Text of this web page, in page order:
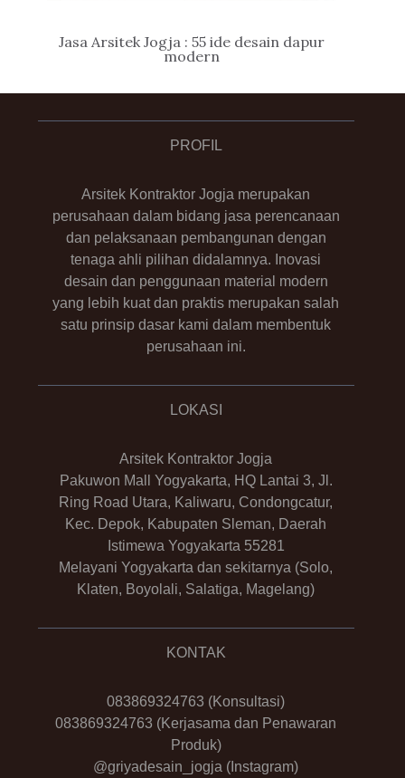
Jasa Arsitek Jogja : 55 ide desain dapur
modern
PROFIL
Arsitek Kontraktor Jogja merupakan
perusahaan dalam bidang jasa perencanaan
dan pelaksanaan pembangunan dengan
tenaga ahli pilihan didalamnya. Inovasi
desain dan penggunaan material modern
yang lebih kuat dan praktis merupakan salah
satu prinsip dasar kami dalam membentuk
perusahaan ini.
LOKASI
Arsitek Kontraktor Jogja
Pakuwon Mall Yogyakarta, HQ Lantai 3, Jl.
Ring Road Utara, Kaliwaru, Condongcatur,
Kec. Depok, Kabupaten Sleman, Daerah
Istimewa Yogyakarta 55281
Melayani Yogyakarta dan sekitarnya (Solo,
Klaten, Boyolali, Salatiga, Magelang)
KONTAK
083869324763 (Konsultasi)
083869324763 (Kerjasama dan Penawaran
Produk)
@griyadesain_jogja (Instagram)